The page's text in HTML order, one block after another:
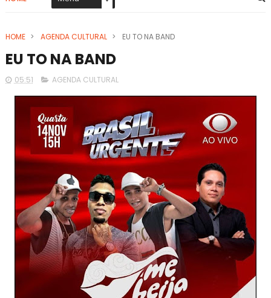
HOME > AGENDA CULTURAL > EU TO NA BAND
EU TO NA BAND
05:51 AGENDA CULTURAL